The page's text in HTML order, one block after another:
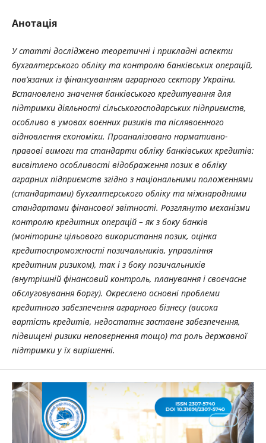
Анотація
У статті досліджено теоретичні і прикладні аспекти
бухгалтерського обліку та контролю банківських операцій,
пов’язаних із фінансуванням аграрного сектору України.
Встановлено значення банківського кредитування для
підтримки діяльності сільськогосподарських підприємств,
особливо в умовах воєнних ризиків та післявоєнного
відновлення економіки. Проаналізовано нормативно-
правові вимоги та стандарти обліку банківських кредитів:
висвітлено особливості відображення позик в обліку
аграрних підприємств згідно з національними положеннями
(стандартами) бухгалтерського обліку та міжнародними
стандартами фінансової звітності. Розглянуто механізми
контролю кредитних операцій – як з боку банків
(моніторинг цільового використання позик, оцінка
кредитоспроможності позичальників, управління
кредитним ризиком), так і з боку позичальників
(внутрішній фінансовий контроль, планування і своєчасне
обслуговування боргу). Окреслено основні проблеми
кредитного забезпечення аграрного бізнесу (висока
вартість кредитів, недостатнє заставне забезпечення,
підвищені ризики неповернення тощо) та роль державної
підтримки у їх вирішенні.